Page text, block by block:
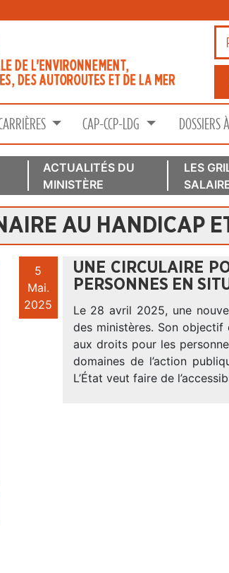
CAP-CCP-LDG DOSSIERS
ACTUALITÉS DU
MINISTÈRE
LES
AU HANDICAP
5
Mai.
2025
UNE CIRCULAIRE
PERSONNES EN
Le 28 avril 2025, une
des ministères. Son objectif
aux droits pour les
domaines de l’action
L’État veut faire de